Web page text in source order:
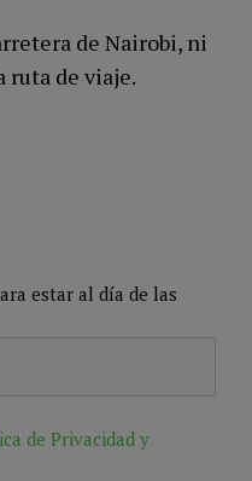
de Nairobi, ni
ruta de viaje.
estar al día de las
de Privacidad y